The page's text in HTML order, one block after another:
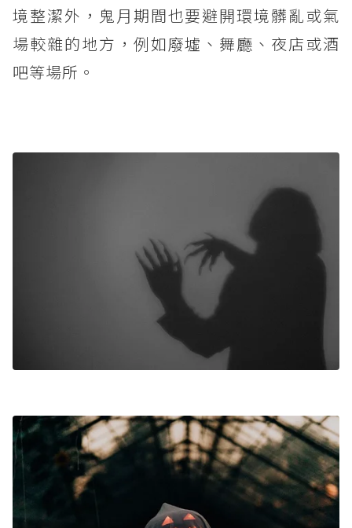
境整潔外，鬼月期間也要避開環境髒亂或氣
場較雜的地方，例如廢墟、舞廳、夜店或酒
吧等場所。